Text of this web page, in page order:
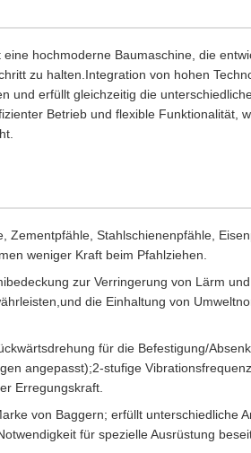
hochmoderne Baumaschine, die
zu halten.Integration von hohen
und erfüllt gleichzeitig die
Betrieb und flexible Funktionalität,
Zementpfähle, Stahlschienenpfähle,
weniger Kraft beim Pfahlziehen.
zur Verringerung von Lärm
die Einhaltung von
für die Befestigung/
angepasst);2-stufige
Erregungskraft.
von Baggern; erfüllt unterschiedliche
für spezielle Ausrüstung